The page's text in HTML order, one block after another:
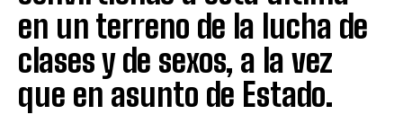
en un terreno de la lucha de
clases y de sexos, a la vez
que en asunto de Estado.